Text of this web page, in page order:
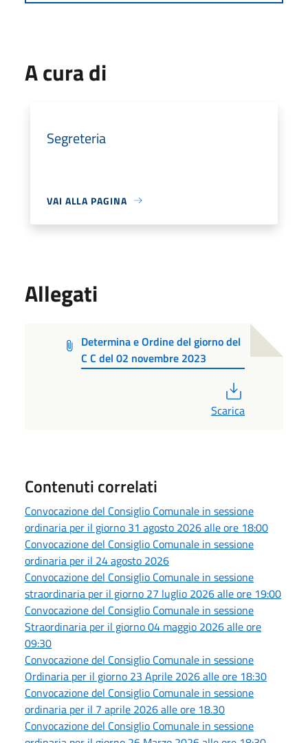
A cura di
Segreteria
VAI ALLA PAGINA
Allegati
Determina e Ordine del giorno del
C C del 02 novembre 2023
Scarica
Contenuti correlati
Convocazione del Consiglio Comunale in sessione
ordinaria per il giorno 31 agosto 2026 alle ore 18:00
Convocazione del Consiglio Comunale in sessione
ordinaria per il 24 agosto 2026
Convocazione del Consiglio Comunale in sessione
straordinaria per il giorno 27 luglio 2026 alle ore 19:00
Convocazione del Consiglio Comunale in sessione
Straordinaria per il giorno 04 maggio 2026 alle ore
09:30
Convocazione del Consiglio Comunale in sessione
Ordinaria per il giorno 23 Aprile 2026 alle ore 18:30
Convocazione del Consiglio Comunale in sessione
ordinaria per il 7 aprile 2026 alle ore 18.30
Convocazione del Consiglio Comunale in sessione